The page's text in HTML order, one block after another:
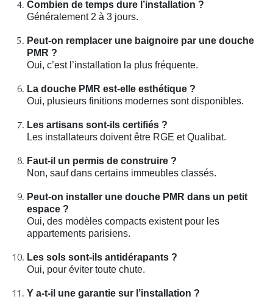
Combien de temps dure l’installation ?
Généralement 2 à 3 jours.
Peut-on remplacer une baignoire par une douche
PMR ?
Oui, c’est l’installation la plus fréquente.
La douche PMR est-elle esthétique ?
Oui, plusieurs finitions modernes sont disponibles.
Les artisans sont-ils certifiés ?
Les installateurs doivent être RGE et Qualibat.
Faut-il un permis de construire ?
Non, sauf dans certains immeubles classés.
Peut-on installer une douche PMR dans un petit
espace ?
Oui, des modèles compacts existent pour les
appartements parisiens.
Les sols sont-ils antidérapants ?
Oui, pour éviter toute chute.
Y a-t-il une garantie sur l’installation ?